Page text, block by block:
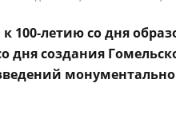
100-летию со дня
дня создания